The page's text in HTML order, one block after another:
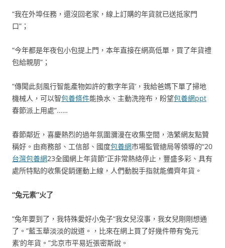
“我在外埠任務，還沒回老家，線上訂購的年貨就已送抵家門
口”；
“今年都是年夜包小包提上門，本年直接在網高低單，買了年貨禮
包給親朋”；
“傳聞此刻風行智能產物如許的‘數字年貨’，我給爸媽下單了掃地
機械人，可以智包養條件能換水、主動洗拖布，盼望包養網ppt
春節派上用處”……
春節鄰近，喜慶熱烈的過年氛圍瀰漫在收集空間，浩繁網友點贊
稱好。由商務部、工信部、國度包養網市場監管總局等領導的“20
台灣包養網23全國網上年貨節”正非常熱絡停止，豐盛多彩、具有
處所特點的收集促銷運動上線，人們動脫手指就能備齊年貨。
“兔元素”火了
“兔年要到了，我特殊愛好小兔子“我女兒沒事，我女兒剛剛想通
了。”藍玉華淡淡的說道。，比來在網上買了好幾件帶有‘兔元
素’的年貨。”北京市平易近張密斯說。